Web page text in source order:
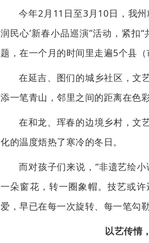
今年2月11日至3月10日，我
润民心’新春小品巡演”活动，紧扣
题，在一个月的时间里走遍5个县
在延吉、图们的城乡社区，文
添一笔青山，邻里之间的距离在色
在和龙、珲春的边境乡村，文
化的温度焐热了寒冷的冬日。
而对孩子们来说，“非遗艺绘
一朵窗花，转一圈象帽。技艺或
爱，早已在每一次旋转、每一笔勾
以艺传情